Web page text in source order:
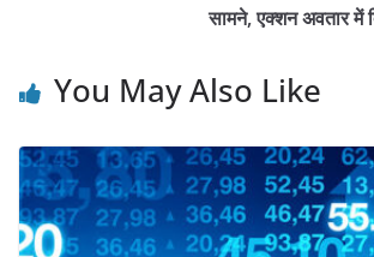
सामने, एक्शन अवतार में
You May Also Like